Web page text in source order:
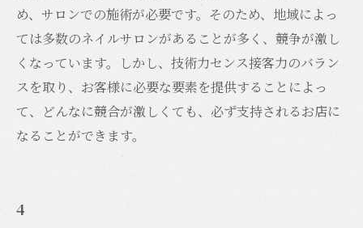
め、サロンでの施術が必要です。そのため、地域によっ
ては多数のネイルサロンがあることが多く、競争が激し
くなっています。しかし、技術力センス接客力のバラン
スを取り、お客様に必要な要素を提供することによっ
て、どんなに競合が激しくても、必ず支持されるお店に
なることができます。
4